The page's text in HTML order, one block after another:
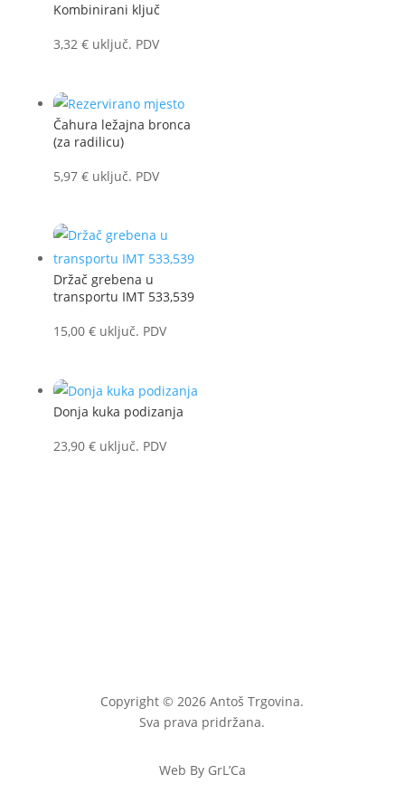
Kombinirani ključ
3,32 € uključ. PDV
Čahura ležajna bronca
(za radilicu)
5,97 € uključ. PDV
Držač grebena u
transportu IMT 533,539
15,00 € uključ. PDV
Donja kuka podizanja
23,90 € uključ. PDV
Copyright © 2026 Antoš Trgovina.
Sva prava pridržana.
Web By GrL’Ca